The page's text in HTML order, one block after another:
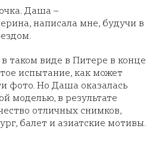
Даша –
написала мне, будучи в
таком виде в Питере в конце
испытание, как может
фото. Но Даша оказалась
моделью, в результате
отличных снимков,
балет и азиатские мотивы.